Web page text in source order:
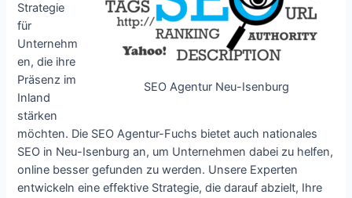
SEO Agentur Neu-Isenburg
Strategie
für
Unternehm
en, die ihre
Präsenz im
Inland
stärken
möchten. Die SEO Agentur-Fuchs bietet auch nationales
SEO in Neu-Isenburg an, um Unternehmen dabei zu helfen,
online besser gefunden zu werden. Unsere Experten
entwickeln eine effektive Strategie, die darauf abzielt, Ihre